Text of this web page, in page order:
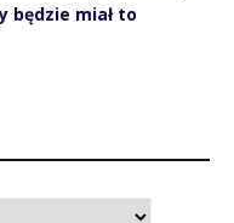
będzie miał to